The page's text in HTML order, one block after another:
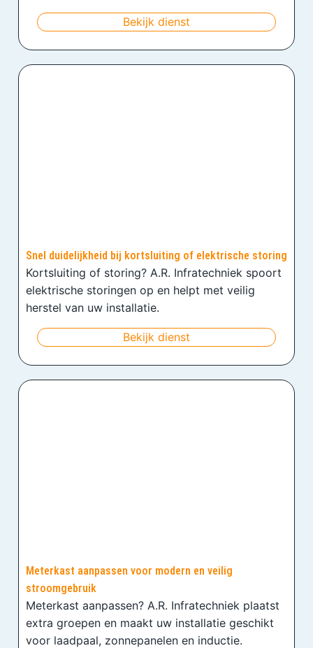
Bekijk dienst
Snel duidelijkheid bij kortsluiting of elektrische storing
Kortsluiting of storing? A.R. Infratechniek spoort
elektrische storingen op en helpt met veilig
herstel van uw installatie.
Bekijk dienst
Meterkast aanpassen voor modern en veilig
stroomgebruik
Meterkast aanpassen? A.R. Infratechniek plaatst
extra groepen en maakt uw installatie geschikt
voor laadpaal, zonnepanelen en inductie.